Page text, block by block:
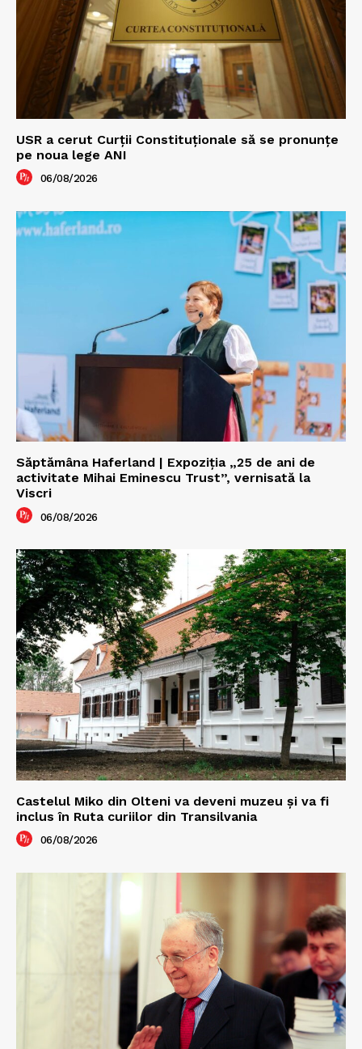
USR a cerut Curții Constituționale să se pronunțe
pe noua lege ANI
06/08/2026
Săptămâna Haferland | Expoziţia „25 de ani de
activitate Mihai Eminescu Trust”, vernisată la
Viscri
06/08/2026
Castelul Miko din Olteni va deveni muzeu şi va fi
inclus în Ruta curiilor din Transilvania
06/08/2026